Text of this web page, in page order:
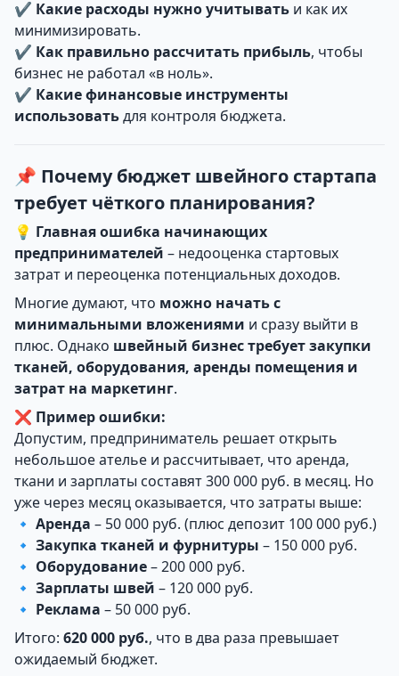
✔ Какие расходы нужно учитывать и как их
минимизировать.
✔ Как правильно рассчитать прибыль, чтобы
бизнес не работал «в ноль».
✔ Какие финансовые инструменты
использоватьдля контроля бюджета.
📌 Почему бюджет швейного стартапа
требует чёткого планирования?
💡 Главная ошибка начинающих
предпринимателей – недооценка стартовых
затрат и переоценка потенциальных доходов.
Многие думают, что можно начать с
минимальными вложениями и сразу выйти в
плюс. Однако швейный бизнес требует закупки
тканей, оборудования, аренды помещения и
затрат на маркетинг.
❌ Пример ошибки:
Допустим, предприниматель решает открыть
небольшое ателье и рассчитывает, что аренда,
ткани и зарплаты составят 300 000 руб. в месяц. Но
уже через месяц оказывается, что затраты выше:
🔹 Аренда – 50 000 руб. (плюс депозит 100 000 руб.)
🔹 Закупка тканей и фурнитуры – 150 000 руб.
🔹 Оборудование– 200 000 руб.
🔹 Зарплаты швей – 120 000 руб.
🔹 Реклама – 50 000 руб.
Итого: 620 000 руб., что в два раза превышает
ожидаемый бюджет.